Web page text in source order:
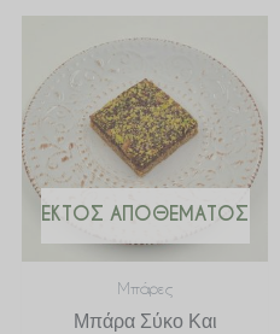
ΕΚΤΌΣ ΑΠΟΘΈΜΑΤΟΣ
Μπάρες
Μπάρα Σύκο Και